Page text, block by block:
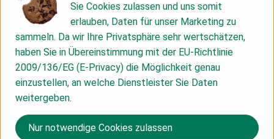
Hersteller: Albet i Noya - San Pau d´Ordal
Frankreich
Peter Riegel Weinimport GmbH
Sie Cookies zulassen und uns somit
erlauben, Daten für unser Marketing zu
sammeln. Da wir Ihre Privatsphäre sehr wertschätzen,
haben Sie in Übereinstimmung mit der EU-Richtlinie
2009/136/EG (E-Privacy) die Möglichkeit genau
einzustellen, an welche Dienstleister Sie Daten
weitergeben.
Nur notwendige Cookies zulassen